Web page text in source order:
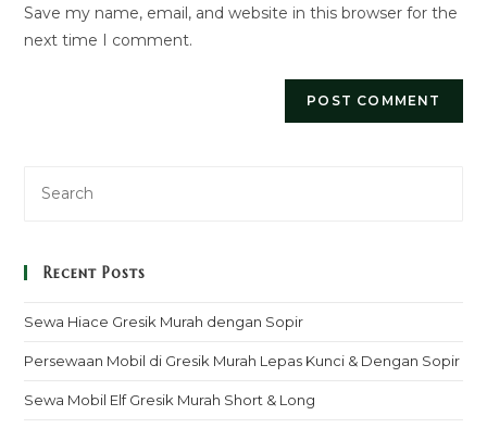
(optional)
Save my name, email, and website in this browser for the
next time I comment.
Recent Posts
Sewa Hiace Gresik Murah dengan Sopir
Persewaan Mobil di Gresik Murah Lepas Kunci & Dengan Sopir
Sewa Mobil Elf Gresik Murah Short & Long